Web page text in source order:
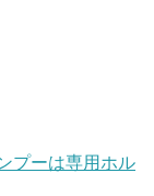
プーは専用ホル